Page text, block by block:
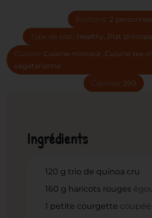
Portions: 2 personnes
Type de plat: Healthy, Plat
Cuisine: Cuisine minceur, Cuisine tex-
végétarienne
Calories: 390
Ingrédients
120 g trio de quinoa cru
160 g haricots rouges
1 petite courgette